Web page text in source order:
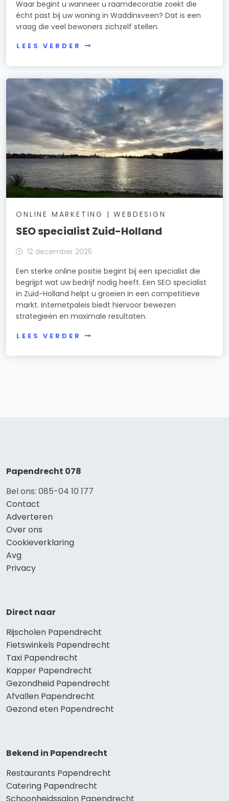
Waar begint u wanneer u raamdecoratie zoekt die
écht past bij uw woning in Waddinxveen? Dat is een
vraag die veel bewoners zichzelf stellen.
LEES VERDER
ONLINE MARKETING | WEBDESIGN
SEO specialist Zuid-Holland
12 december 2025
Een sterke online positie begint bij een specialist die
begrijpt wat uw bedrijf nodig heeft. Een SEO specialist
in Zuid-Holland helpt u groeien in een competitieve
markt. Internetpaleis biedt hiervoor bewezen
strategieën en maximale resultaten.
LEES VERDER
Papendrecht 078
Bel ons: 085-04 10 177
Contact
Adverteren
Over ons
Cookieverklaring
Avg
Privacy
Direct naar
Rijscholen Papendrecht
Fietswinkels Papendrecht
Taxi Papendrecht
Kapper Papendrecht
Gezondheid Papendrecht
Afvallen Papendrecht
Gezond eten Papendrecht
Bekend in Papendrecht
Restaurants Papendrecht
Catering Papendrecht